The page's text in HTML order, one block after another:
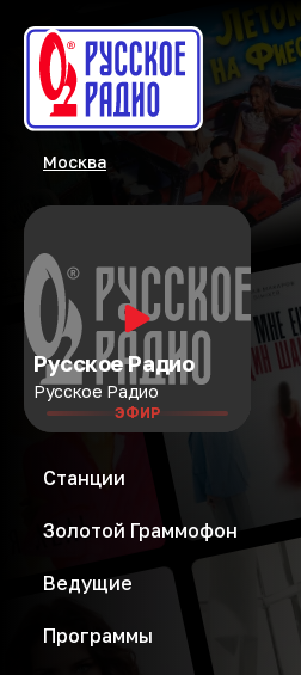
Москва
Русское Радио
Русское Радио
ЭФИР
Станции
Золотой Граммофон
Ведущие
Программы